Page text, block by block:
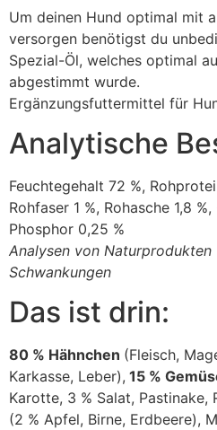
Um deinen Hund optimal mit
versorgen benötigst du
Spezial-Öl, welches optimal
abgestimmt wurde.
Ergänzungsfuttermittel für
Analytische
Feuchtegehalt 72 %,
Rohfaser 1 %, Rohasche 1,8
Phosphor 0,25 %
Analysen von
Schwankungen
Das ist drin:
80 % Hähnchen (Fleisch,
Karkasse, Leber), 15 %
Karotte, 3 % Salat, Pastinake,
(2 % Apfel, Birne, Erdbeere),